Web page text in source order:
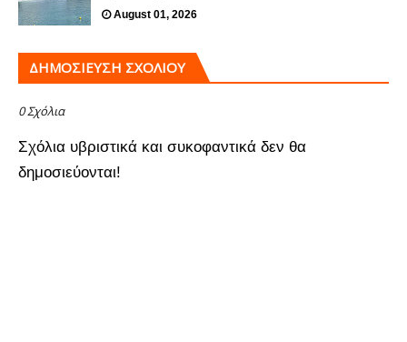
August 01, 2026
ΔΗΜΟΣΊΕΥΣΗ ΣΧΟΛΊΟΥ
0 Σχόλια
Σχόλια υβριστικά και συκοφαντικά δεν θα
δημοσιεύονται!